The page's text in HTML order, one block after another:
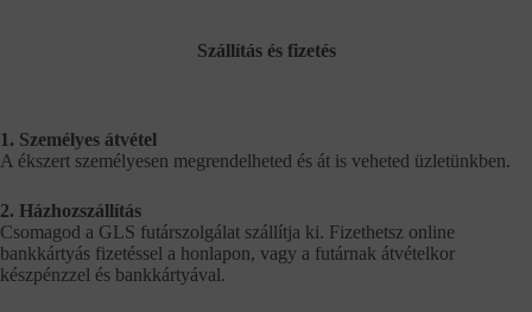
Szállítás és fizetés
1. Személyes átvétel
A ékszert személyesen megrendelheted és át is veheted üzletünkben.
2. Házhozszállítás
Csomagod a GLS futárszolgálat szállítja ki. Fizethetsz online
bankkártyás fizetéssel a honlapon, vagy a futárnak átvételkor
készpénzzel és bankkártyával.